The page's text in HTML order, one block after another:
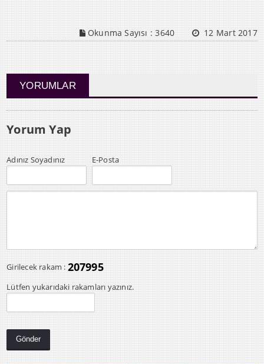
Okunma Sayısı :3640 12 Mart 2017
YORUMLAR
Yorum Yap
Adınız Soyadınız E-Posta
Girilecek rakam : 207995
Lütfen yukarıdaki rakamları yazınız.